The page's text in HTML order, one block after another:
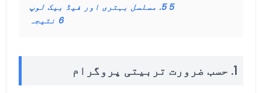
5 5. مسلسل بہتری اور فیڈ بیک لوپ
6 نتیجہ
1. حسب ضرورت تربیتی پروگرام